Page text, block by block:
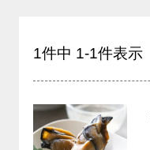
1件中 1-1件表示